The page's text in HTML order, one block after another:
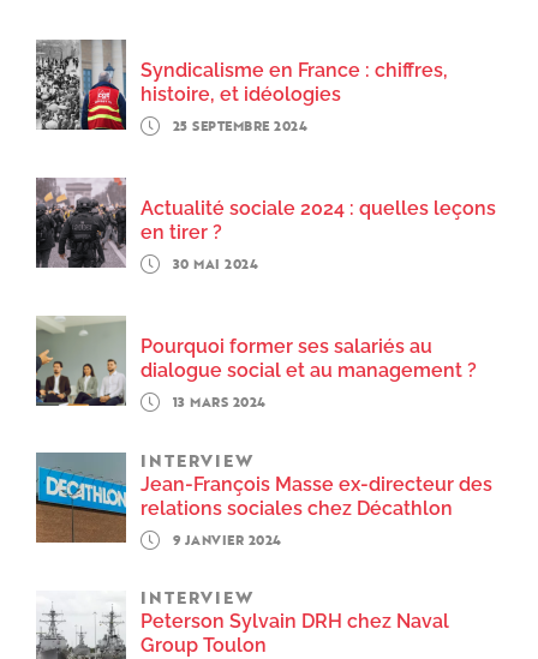
Syndicalisme en France : chiffres,
histoire, et idéologies
25 SEPTEMBRE 2024
Actualité sociale 2024 : quelles leçons
en tirer ?
30 MAI 2024
Pourquoi former ses salariés au
dialogue social et au management ?
13 MARS 2024
INTERVIEW
Jean-François Masse ex-directeur des
relations sociales chez Décathlon
9 JANVIER 2024
INTERVIEW
Peterson Sylvain DRH chez Naval
Group Toulon